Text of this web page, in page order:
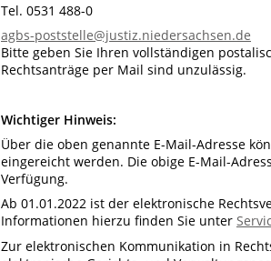
Tel. 0531 488-0
agbs-poststelle@justiz.niedersachsen.de
Bitte geben Sie Ihren vollständigen
Rechtsanträge per Mail sind unzulässig.
Wichtiger Hinweis:
Über die oben genannte E-Mail-Adresse
eingereicht werden. Die obige E-Mail-
Verfügung.
Ab 01.01.2022 ist der elektronische
Informationen hierzu finden Sie unter
Zur elektronischen Kommunikation in